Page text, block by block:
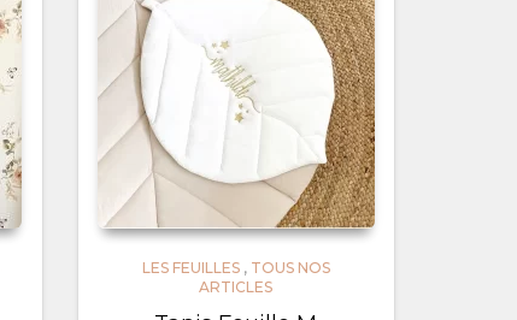
LES FEUILLES, TOUS NOS
ARTICLES